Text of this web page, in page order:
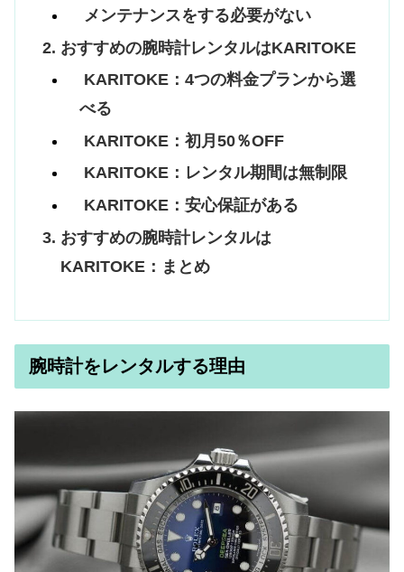
メンテナンスをする必要がない
おすすめの腕時計レンタルはKARITOKE
KARITOKE：4つの料金プランから選
べる
KARITOKE：初月50％OFF
KARITOKE：レンタル期間は無制限
KARITOKE：安心保証がある
おすすめの腕時計レンタルは
KARITOKE：まとめ
腕時計をレンタルする理由